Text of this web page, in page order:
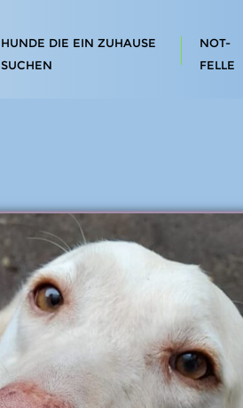
HUNDE DIE EIN ZUHAUSE
SUCHEN
NOT-
FELLE